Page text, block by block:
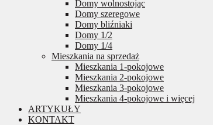
Domy wolnostojąc
Domy szeregowe
Domy bliźniaki
Domy 1/2
Domy 1/4
Mieszkania na sprzedaż
Mieszkania 1-pokojowe
Mieszkania 2-pokojowe
Mieszkania 3-pokojowe
Mieszkania 4-pokojowe i więcej
ARTYKUŁY
KONTAKT